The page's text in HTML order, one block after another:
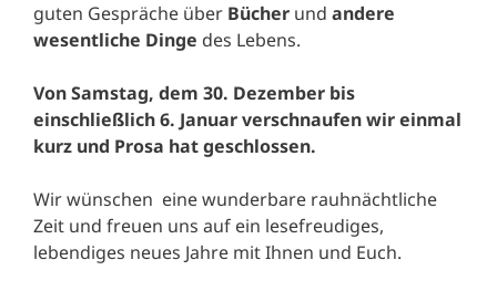
guten Gespräche über Bücher und andere
wesentliche Dinge des Lebens.
Von Samstag, dem 30. Dezember bis
einschließlich 6. Januar verschnaufen wir einmal
kurz und Prosa hat geschlossen.
Wir wünschen eine wunderbare rauhnächtliche
Zeit und freuen uns auf ein lesefreudiges,
lebendiges neues Jahre mit Ihnen und Euch.